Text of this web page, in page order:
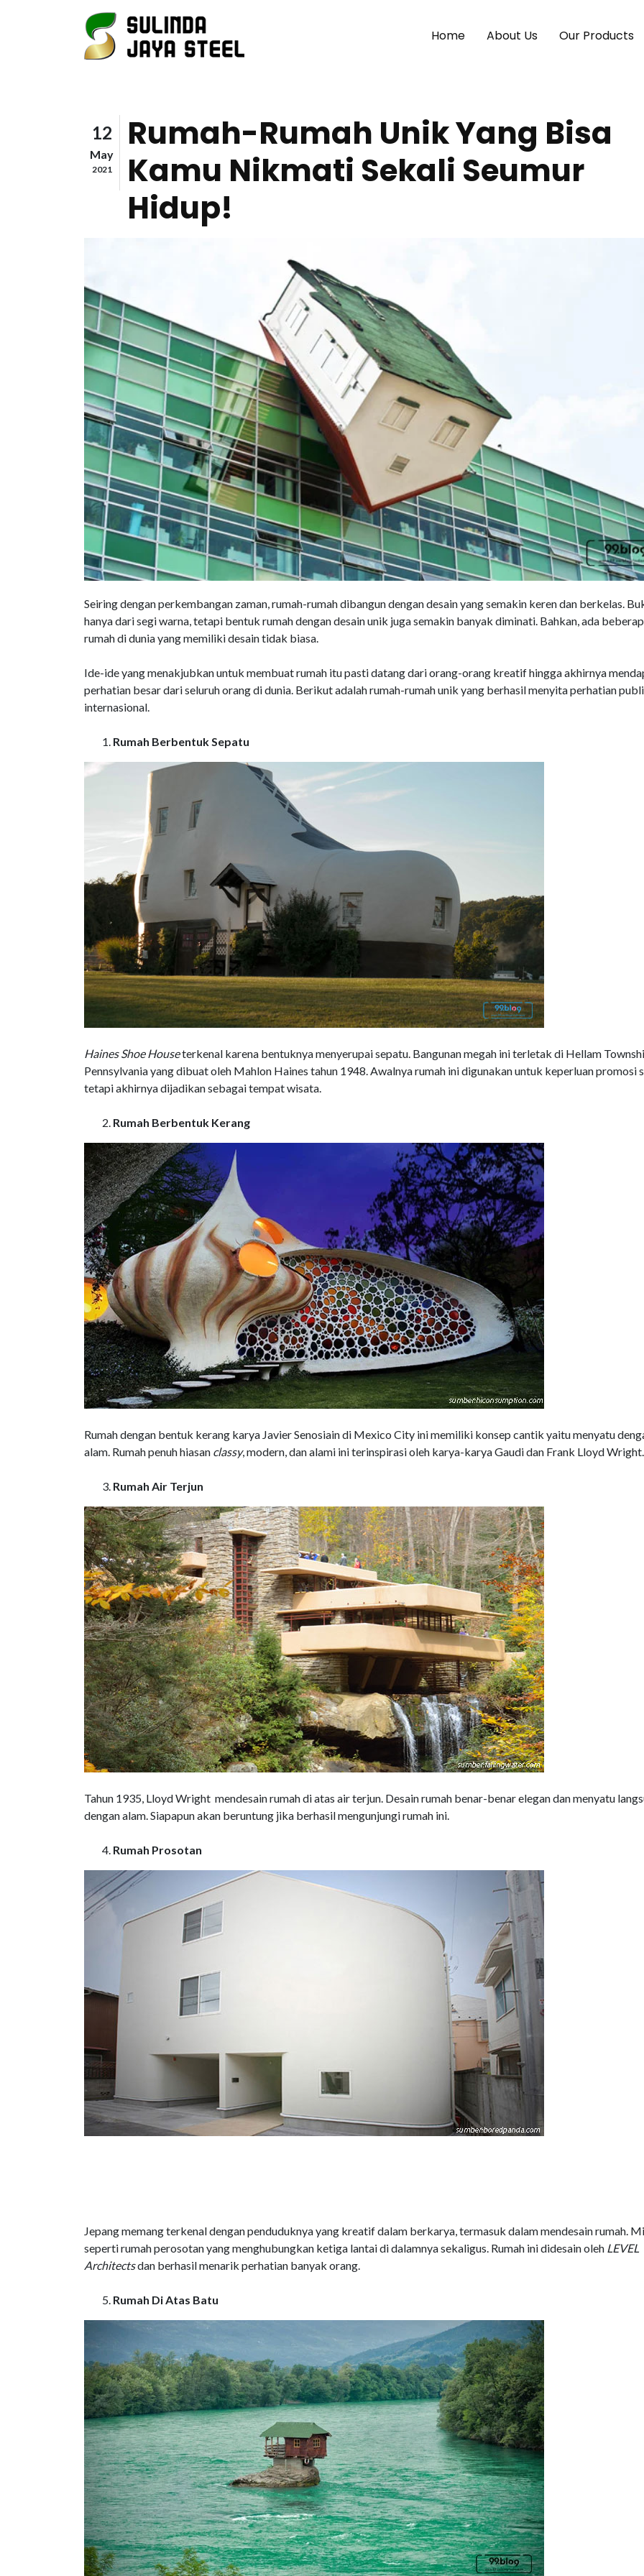
Home About Us Our Products
12
May
2021
Rumah-Rumah Unik Yang Bisa
Kamu Nikmati Sekali Seumur
Hidup!
Seiring dengan perkembangan zaman, rumah-rumah dibangun dengan desain yang semakin keren dan berkelas.
hanya dari segi warna, tetapi bentuk rumah dengan desain unik juga semakin banyak diminati. Bahkan, ada
rumah di dunia yang memiliki desain tidak biasa.
Ide-ide yang menakjubkan untuk membuat rumah itu pasti datang dari orang-orang kreatif hingga akhirnya
perhatian besar dari seluruh orang di dunia. Berikut adalah rumah-rumah unik yang berhasil menyita perhatian
internasional.
Rumah Berbentuk Sepatu
Haines Shoe Houseterkenal karena bentuknya menyerupai sepatu. Bangunan megah ini terletak di Hellam
Pennsylvania yang dibuat oleh Mahlon Haines tahun 1948. Awalnya rumah ini digunakan untuk keperluan promosi
tetapi akhirnya dijadikan sebagai tempat wisata.
Rumah Berbentuk Kerang
Rumah dengan bentuk kerang karya Javier Senosiain di Mexico City ini memiliki konsep cantik yaitu menyatu
alam. Rumah penuh hiasan classy, modern, dan alami ini terinspirasi oleh karya-karya Gaudi dan Frank Lloyd Wright.
Rumah Air Terjun
Tahun 1935, Lloyd Wright mendesain rumah di atas air terjun. Desain rumah benar-benar elegan dan menyatu
dengan alam. Siapapun akan beruntung jika berhasil mengunjungi rumah ini.
Rumah Prosotan
Jepang memang terkenal dengan penduduknya yang kreatif dalam berkarya, termasuk dalam mendesain rumah.
seperti rumah perosotan yang menghubungkan ketiga lantai di dalamnya sekaligus. Rumah ini didesain oleh LEVEL
Architectsdan berhasil menarik perhatian banyak orang.
Rumah Di Atas Batu